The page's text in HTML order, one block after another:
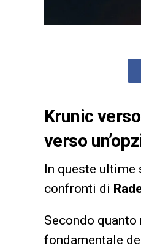
Krunic
verso
In queste
confronti di
Secondo
fondamentale